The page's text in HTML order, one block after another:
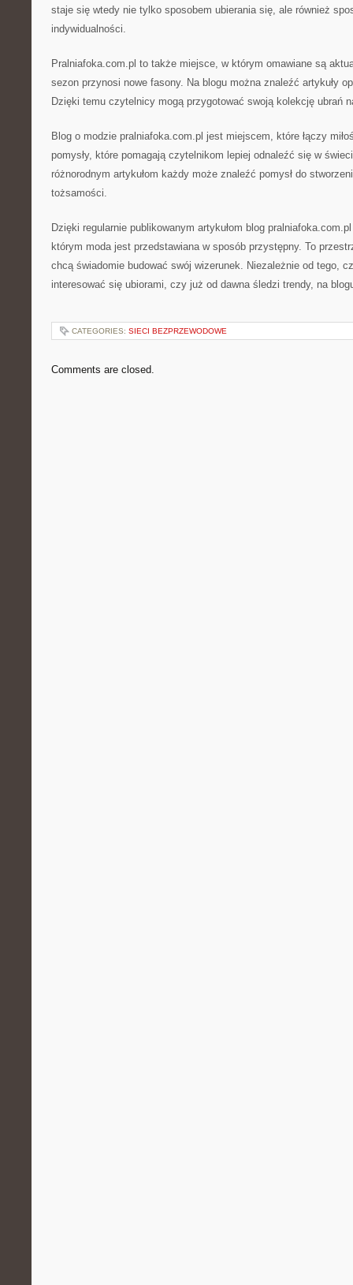
staje się wtedy nie tylko sposobem ubierania się, ale również
indywidualności.
Pralniafoka.com.pl to także miejsce, w którym omawiane są
sezon przynosi nowe fasony. Na blogu można znaleźć artykuły
Dzięki temu czytelnicy mogą przygotować swoją kolekcję ubrań
Blog o modzie pralniafoka.com.pl jest miejscem, które łączy
pomysły, które pomagają czytelnikom lepiej odnaleźć się w
różnorodnym artykułom każdy może znaleźć pomysł do
tożsamości.
Dzięki regularnie publikowanym artykułom blog
którym moda jest przedstawiana w sposób przystępny. To
chcą świadomie budować swój wizerunek. Niezależnie od tego,
interesować się ubiorami, czy już od dawna śledzi trendy, na
CATEGORIES: SIECI BEZPRZEWODOWE
Comments are closed.